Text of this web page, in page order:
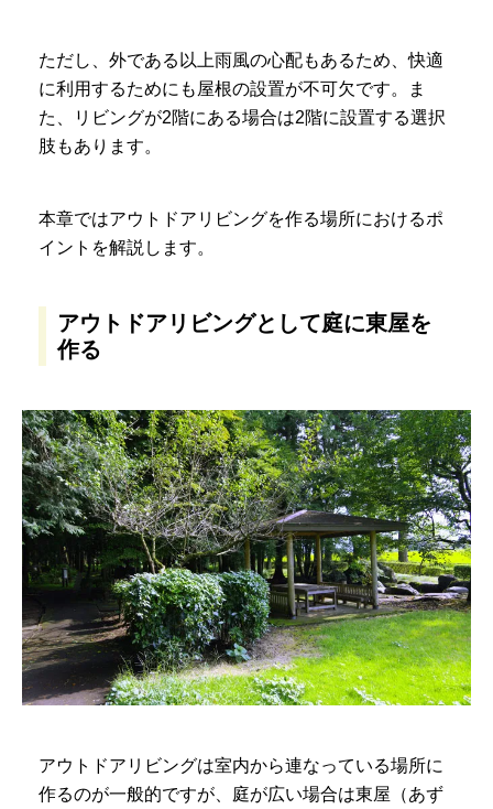
ただし、外である以上雨風の心配もあるため、快適
に利用するためにも屋根の設置が不可欠です。ま
た、リビングが2階にある場合は2階に設置する選択
肢もあります。
本章ではアウトドアリビングを作る場所におけるポ
イントを解説します。
アウトドアリビングとして庭に東屋を
作る
アウトドアリビングは室内から連なっている場所に
作るのが一般的ですが、庭が広い場合は東屋（あず